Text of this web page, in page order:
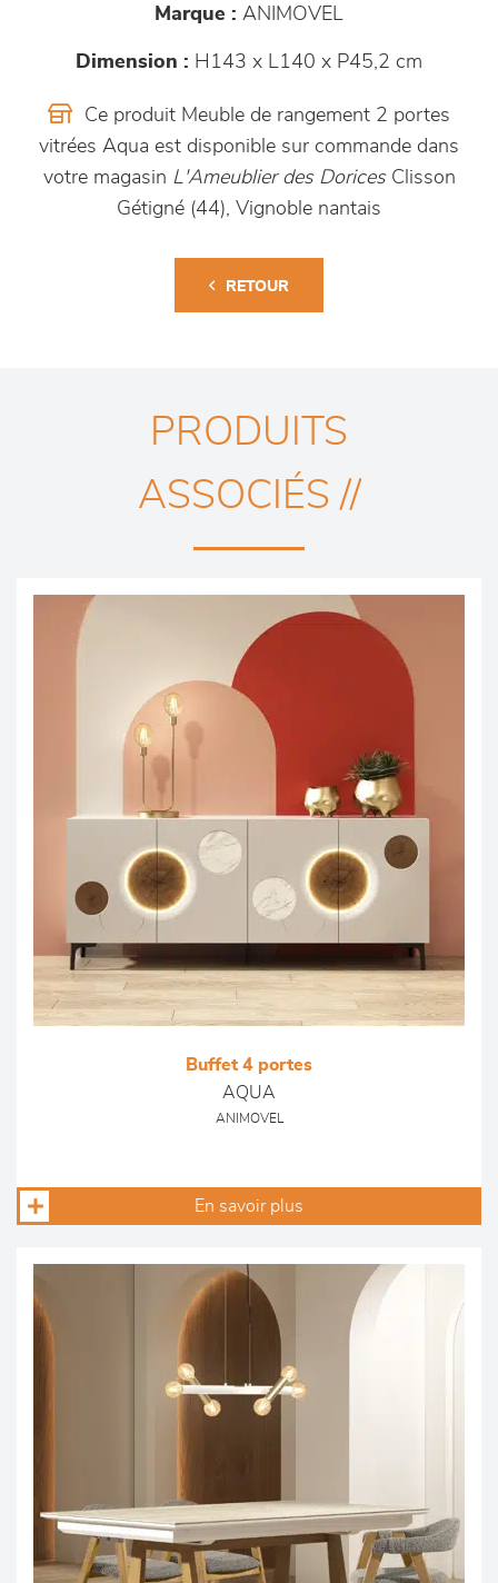
Marque : ANIMOVEL
Dimension : H143 x L140 x P45,2 cm
Ce produit Meuble de rangement 2 portes
vitrées Aqua est disponible sur commande dans
votre magasin L'Ameublier des DoricesClisson
Gétigné (44), Vignoble nantais
RETOUR
PRODUITS
ASSOCIÉS //
Buffet 4 portes
AQUA
ANIMOVEL
En savoir plus